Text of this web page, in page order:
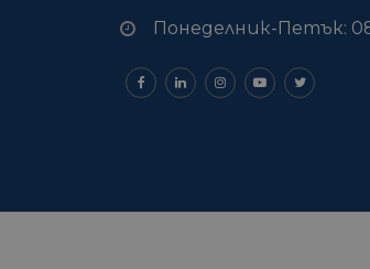
Понеделник-Петък: 08